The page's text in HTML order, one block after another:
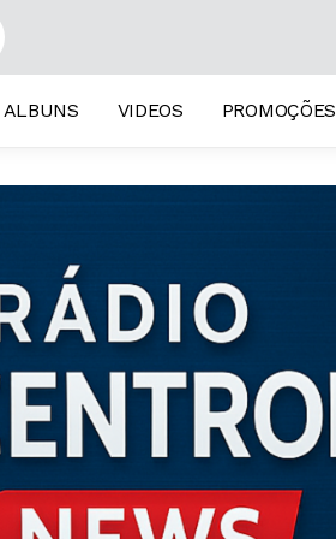
ALBUNS VIDEOS PROMOÇÕES